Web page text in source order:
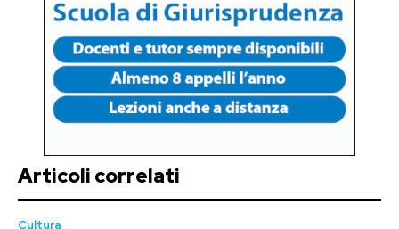
Articoli correlati
Cultura